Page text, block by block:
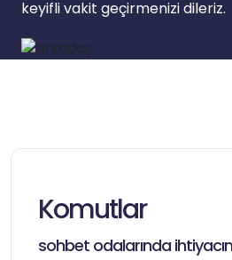
keyifli vakit geçirmenizi dileriz.
Komutlar
sohbet odalarında